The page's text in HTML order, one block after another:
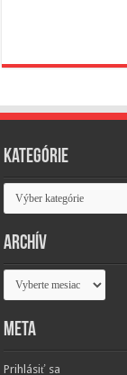
Kategórie
Kategórie
Archív
Archív
Meta
Prihlásiť sa